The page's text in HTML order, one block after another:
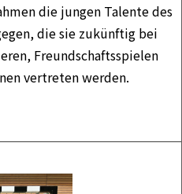
die jungen Talente des
die sie zukünftig bei
Freundschaftsspielen
vertreten werden.